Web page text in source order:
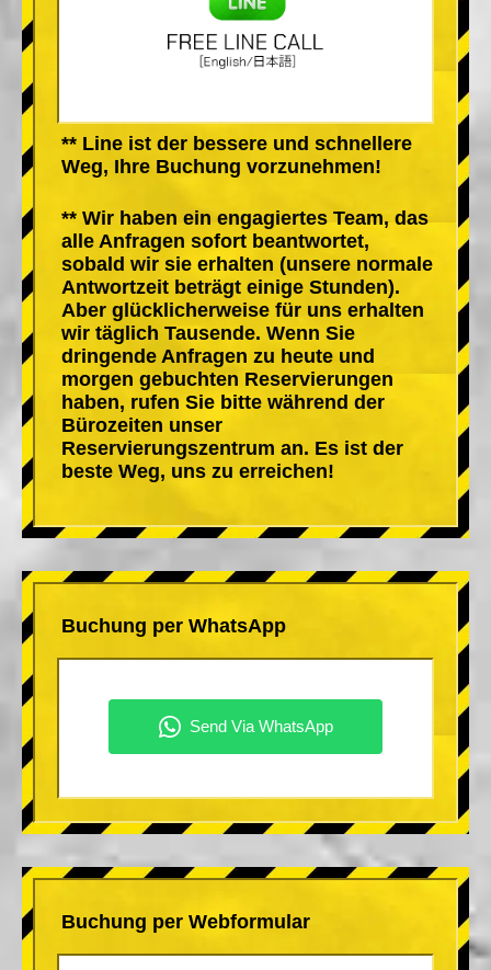
** Line ist der bessere und schnellere
Weg, Ihre Buchung vorzunehmen!
** Wir haben ein engagiertes Team, das
alle Anfragen sofort beantwortet,
sobald wir sie erhalten (unsere normale
Antwortzeit beträgt einige Stunden).
Aber glücklicherweise für uns erhalten
wir täglich Tausende. Wenn Sie
dringende Anfragen zu heute und
morgen gebuchten Reservierungen
haben, rufen Sie bitte während der
Bürozeiten unser
Reservierungszentrum an. Es ist der
beste Weg, uns zu erreichen!
Buchung per WhatsApp
Buchung per Webformular